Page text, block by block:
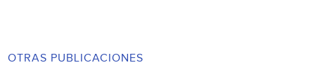
OTRAS PUBLICACIONES